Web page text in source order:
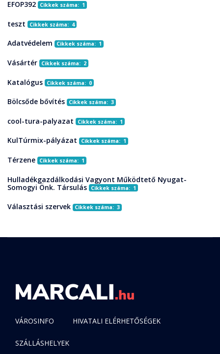
EFOP392 Cikkek száma: 1
teszt Cikkek száma: 4
Adatvédelem Cikkek száma: 1
Vásártér Cikkek száma: 2
Katalógus Cikkek száma: 0
Bölcsőde bővítés Cikkek száma: 3
cool-tura-palyazat Cikkek száma: 1
KulTúrmix-pályázat Cikkek száma: 1
Térzene Cikkek száma: 1
Hulladékgazdálkodási Vagyont Működtető Nyugat-
Somogyi Önk. Társulás
Cikkek száma: 1
Választási szervek Cikkek száma: 3
VÁROSINFO HIVATALI ELÉRHETŐSÉGEK
SZÁLLÁSHELYEK